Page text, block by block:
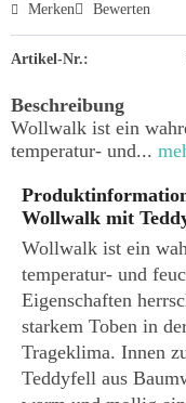
Merken Bewerten
Artikel-Nr.:
Beschreibung
Wollwalk ist ein
temperatur- und...
Wollwalk mit
Wollwalk ist ein
temperatur- und
Eigenschaften
starkem Toben in
Trageklima. Innen
Teddyfell aus